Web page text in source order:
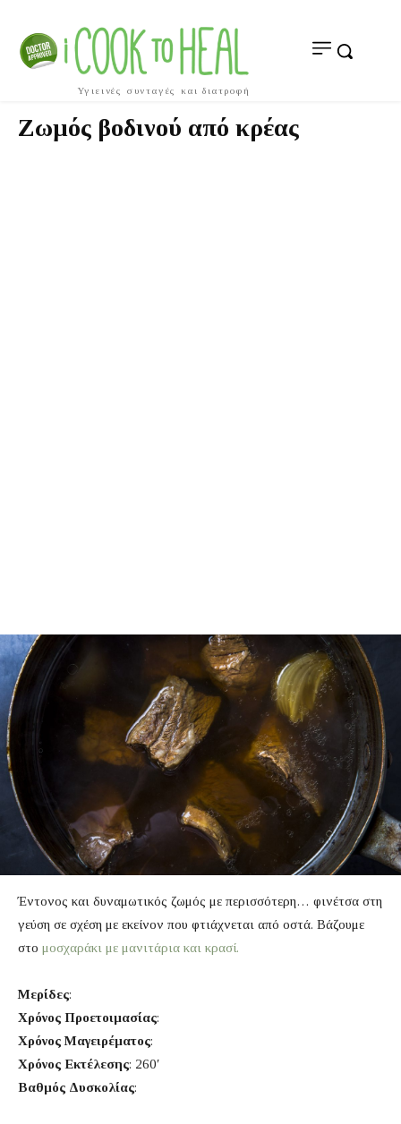
Υγιεινές συνταγές και διατροφή
Ζωμός βοδινού από κρέας
Έντονος και δυναμωτικός ζωμός με περισσότερη… φινέτσα στη
γεύση σε σχέση με εκείνον που φτιάχνεται από οστά. Βάζουμε
στο μοσχαράκι με μανιτάρια και κρασί.
Μερίδες:
Χρόνος Προετοιμασίας:
Χρόνος Μαγειρέματος:
Χρόνος Εκτέλεσης: 260′
Βαθμός Δυσκολίας: